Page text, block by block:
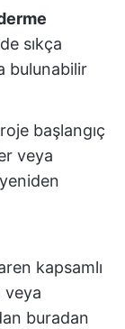
sıkça
bulunabilir
başlangıç
veya
kapsamlı
veya
buradan